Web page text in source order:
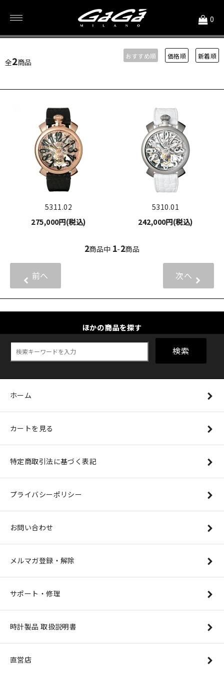
0
機械式腕時計年鑑
全2商品
おすすめ順 価格順 新着順
5311.02
275,000円(税込)
5310.01
242,000円(税込)
2商品中 1-2商品
前へ 次へ
ほかの商品を探す
検索
ホーム
カートを見る
特定商取引法に基づく表記
プライバシーポリシー
お問い合わせ
メルマガ登録・解除
サポート・修理
時計製品 取扱説明書
直営店